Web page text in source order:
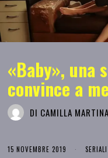
«Baby», una
convince a
DI CAMILLA MARTINA
15 NOVEMBRE 2019